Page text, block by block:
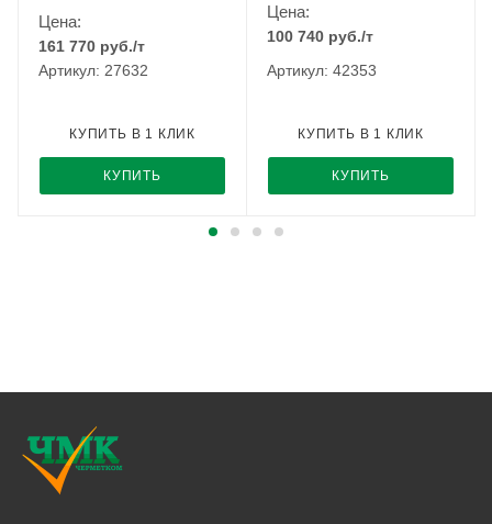
Цена:
161 770 руб./т
Артикул: 27632
КУПИТЬ
КУПИТЬ В 1 КЛИК
Цена:
100 740 руб./т
Артикул: 42353
КУПИТЬ
КУПИТЬ В 1 КЛИК